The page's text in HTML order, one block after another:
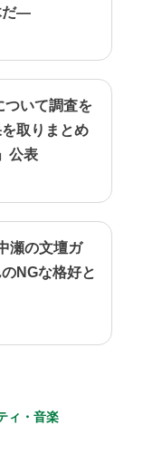
だ―
ついて調査を
取りまとめ
公表
瀬の文壇ガ
NGな格好と
ィ・音楽